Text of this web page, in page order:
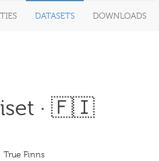
DATASETS DOWNLOADS
· 🇫🇮
True Finns